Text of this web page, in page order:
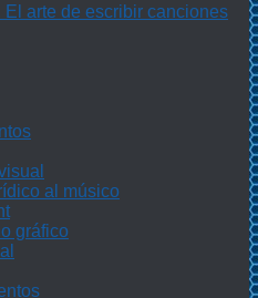
El arte de escribir canciones
al músico
gráfico